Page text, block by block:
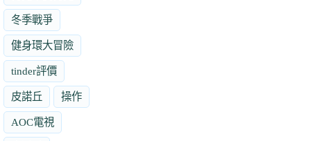
冬季戰爭
健身環大冒險
tinder評價
皮諾丘 操作
AOC電視